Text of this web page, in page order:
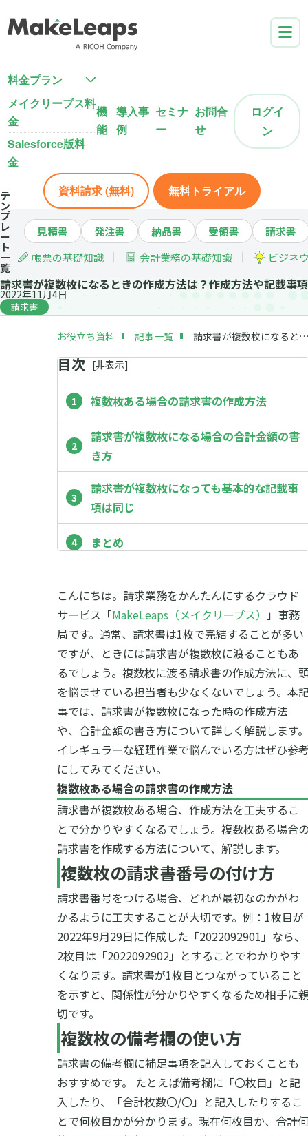
料金プラン
メイクリープス料
金
Salesforce版料
金
機
能
導入事
例
セミナ
ー
お問合
せ
ログイ
ン
資料請求 (無料) 無料トライアル
テ
ン
プ
レ
ー
ト
一
覧
見積書 発注書 納品書 受領書
請求書
帳票の基礎知識
会計業務の基礎知識 ビジネ
請求書が複数枚になるときの作成方法は？作成方法や記載事
2022年11月4日
請求書
お役立ち資料 記事一覧 請求書が複数枚になるときの作成方法は？作成方法や記載事項を解説
目次 [非表示]
複数枚ある場合の請求書の作成方法
請求書が複数枚になる場合の合計金額の書
き方
請求書が複数枚になっても基本的な記載事
項は同じ
まとめ
こんにちは。請求業務をかんたんにするクラウド
サービス「MakeLeaps（メイクリープス）
」事務
局です。 通常、請求書は1枚で完結することが多い
ですが、ときには請求書が複数枚に渡ることもあ
るでしょう。複数枚に渡る請求書の作成方法に、
を悩ませている担当者も少なくないでしょう。 本
事では、請求書が複数枚になった時の作成方法
や、合計金額の書き方について詳しく解説します。
イレギュラーな経理作業で悩んでいる方はぜひ参
にしてみてください。
複数枚ある場合の請求書の作成方法
請求書が複数枚ある場合、作成方法を工夫するこ
とで分かりやすくなるでしょう。複数枚ある場合
請求書を作成する方法について、解説します。
複数枚の請求書番号の付け方
請求書番号をつける場合、どれが最初なのかがわ
かるように工夫することが大切です。 例：1枚目が
2022年9月29日に作成した「2022092901」なら、
2枚目は「2022092902」とすることでわかりやす
くなります。 請求書が1枚目とつながっていること
を示すと、関係性が分かりやすくなるため相手に
切です。
複数枚の備考欄の使い方
請求書の備考欄に補足事項を記入しておくことも
おすすめです。 たとえば備考欄に「〇枚目」と記
入したり、「合計枚数〇/〇」と記入したりするこ
とで何枚目かが分かります。現在何枚目か、合計何